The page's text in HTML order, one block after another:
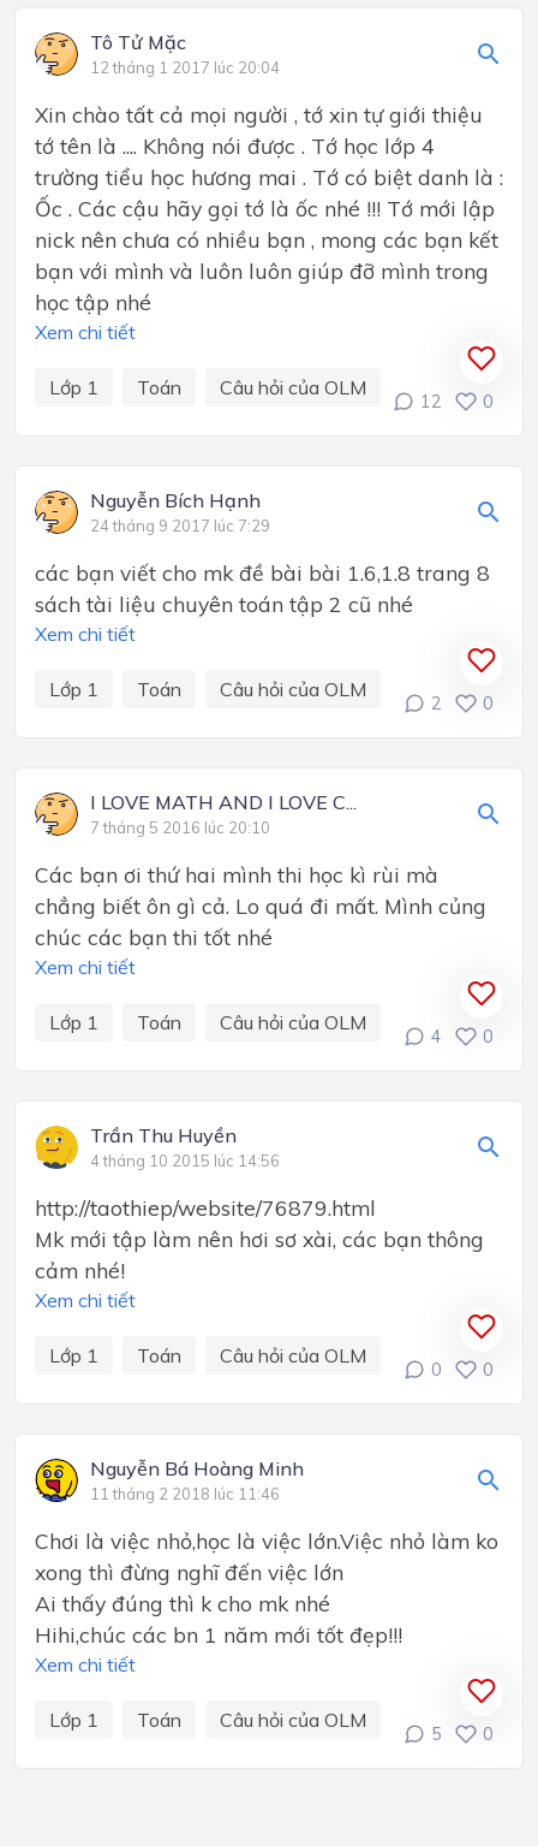
Tô Tử Mặc
12 tháng 1 2017 lúc 20:04
Xin chào tất cả mọi người , tớ xin tự giới thiệu
tớ tên là .... Không nói được . Tớ học lớp 4
trường tiểu học hương mai . Tớ có biệt danh là :
Ốc . Các cậu hãy gọi tớ là ốc nhé !!! Tớ mới lập
nick nên chưa có nhiều bạn , mong các bạn kết
bạn với mình và luôn luôn giúp đỡ mình trong
học tập nhé
Xem chi tiết
Lớp 1 Toán Câu hỏi của OLM
12 0
Nguyễn Bích Hạnh
24 tháng 9 2017 lúc 7:29
các bạn viết cho mk đề bài bài 1.6,1.8 trang 8
sách tài liệu chuyên toán tập 2 cũ nhé
Xem chi tiết
Lớp 1 Toán Câu hỏi của OLM
2 0
I LOVE MATH AND I LOVE C...
7 tháng 5 2016 lúc 20:10
Các bạn ơi thứ hai mình thi học kì rùi mà
chẳng biết ôn gì cả. Lo quá đi mất. Mình củng
chúc các bạn thi tốt nhé
Xem chi tiết
Lớp 1 Toán Câu hỏi của OLM
4 0
Trần Thu Huyền
4 tháng 10 2015 lúc 14:56
http://taothiep/website/76879.html
Mk mới tập làm nên hơi sơ xài, các bạn thông
cảm nhé!
Xem chi tiết
Lớp 1 Toán Câu hỏi của OLM
0 0
Nguyễn Bá Hoàng Minh
11 tháng 2 2018 lúc 11:46
Chơi là việc nhỏ,học là việc lớn.Việc nhỏ làm ko
xong thì đừng nghĩ đến việc lớn
Ai thấy đúng thì k cho mk nhé
Hihi,chúc các bn 1 năm mới tốt đẹp!!!
Xem chi tiết
Lớp 1 Toán Câu hỏi của OLM
5 0